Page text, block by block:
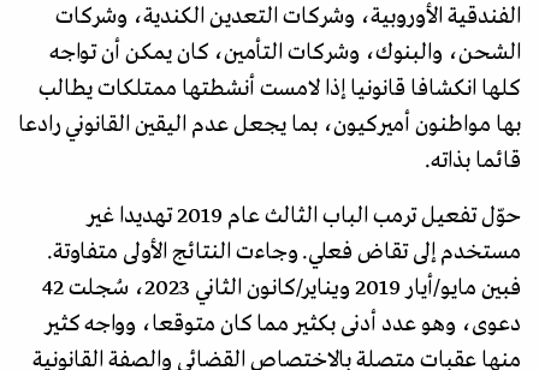
الفندقية الأوروبية، وشركات التعدين الكندية، وشركات
الشحن، والبنوك، وشركات التأمين، كان يمكن أن تواجه
كلها انكشافا قانونيا إذا لامست أنشطتها ممتلكات يطالب
بها مواطنون أميركيون، بما يجعل عدم اليقين القانوني رادعا
قائما بذاته.
حوّل تفعيل ترمب الباب الثالث عام 2019 تهديدا غير
مستخدم إلى تقاض فعلي. وجاءت النتائج الأولى متفاوتة.
فبين مايو/أيار 2019 ويناير/كانون الثاني 2023، سُجلت 42
دعوى، وهو عدد أدنى بكثير مما كان متوقعا، وواجه كثير
منها عقبات متصلة بالاختصاص القضائي والصفة القانونية